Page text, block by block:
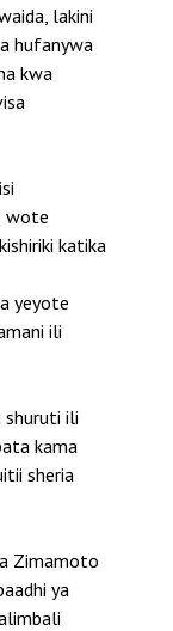
lakini
hufanywa
kwa
wote
katika
yeyote
ili
shuruti ili
kama
sheria
Zimamoto
ya